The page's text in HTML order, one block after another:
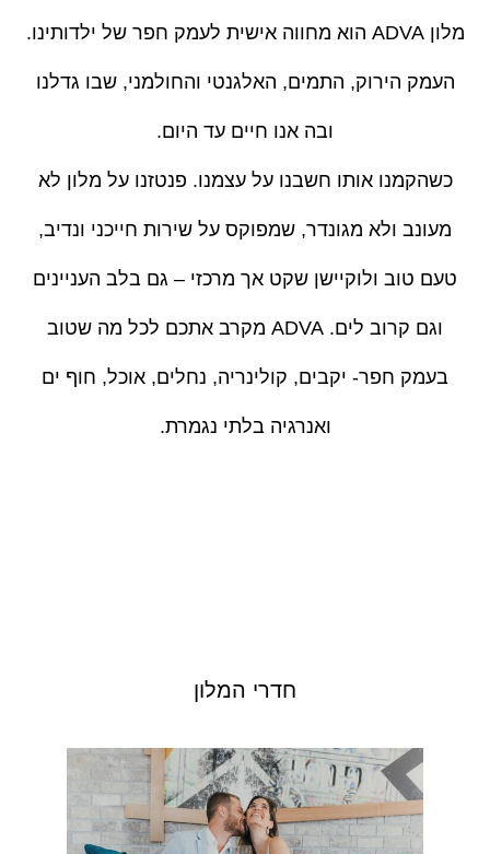
מלון ADVA הוא מחווה אישית לעמק חפר של ילדותינו.
העמק הירוק, התמים, האלגנטי והחולמני, שבו גדלנו
ובה אנו חיים עד היום.
כשהקמנו אותו חשבנו על עצמנו. פנטזנו על מלון לא
מעונב ולא מגונדר, שמפוקס על שירות חייכני ונדיב,
טעם טוב ולוקיישן שקט אך מרכזי – גם בלב העניינים
וגם קרוב לים. ADVA מקרב אתכם לכל מה שטוב
בעמק חפר- יקבים, קולינריה, נחלים, אוכל, חוף ים
ואנרגיה בלתי נגמרת.
חדרי המלון